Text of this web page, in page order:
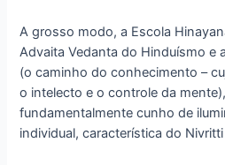
A grosso modo, a Escola
Advaita Vedanta do Hinduísmo e
(o caminho do conhecimento –
o intelecto e o controle da
fundamentalmente cunho de
individual, característica do